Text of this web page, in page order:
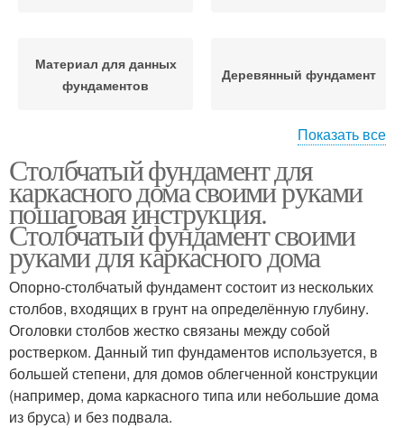
Материал для данных
фундаментов
Деревянный фундамент
Фундамент из дерева
Показать все
Столбчатый фундамент для
каркасного дома своими руками
пошаговая инструкция.
Столбчатый фундамент своими
руками для каркасного дома
Опорно-столбчатый фундамент состоит из нескольких
столбов, входящих в грунт на определённую глубину.
Оголовки столбов жестко связаны между собой
ростверком. Данный тип фундаментов используется, в
большей степени, для домов облегченной конструкции
(например, дома каркасного типа или небольшие дома
из бруса) и без подвала.